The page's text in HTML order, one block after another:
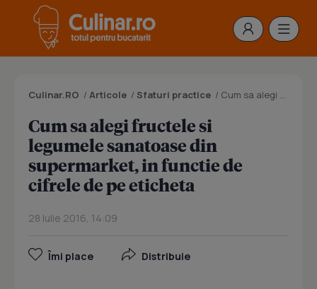
Culinar.RO / Articole / Sfaturi practice / Cum sa alegi fructele si legumele sanatoase din supermarket, in functie de cifrele de pe eticheta
Cum sa alegi fructele si
legumele sanatoase din
supermarket, in functie de
cifrele de pe eticheta
28 Iulie 2016, 14:09
Îmi place Distribuie